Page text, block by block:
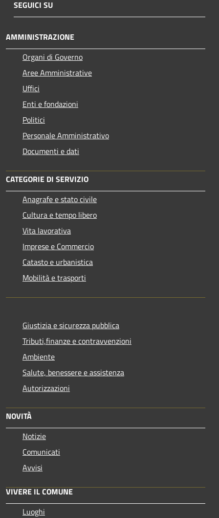
SEGUICI SU
AMMINISTRAZIONE
Organi di Governo
Aree Amministrative
Uffici
Enti e fondazioni
Politici
Personale Amministrativo
Documenti e dati
CATEGORIE DI SERVIZIO
Anagrafe e stato civile
Cultura e tempo libero
Vita lavorativa
Imprese e Commercio
Catasto e urbanistica
Mobilità e trasporti
Giustizia e sicurezza pubblica
Tributi,finanze e contravvenzioni
Ambiente
Salute, benessere e assistenza
Autorizzazioni
NOVITÀ
Notizie
Comunicati
Avvisi
VIVERE IL COMUNE
Luoghi